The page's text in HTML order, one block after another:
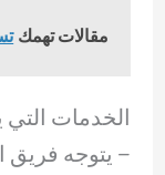
مقالات تهمك
الخدمات
– يتوجه فريق